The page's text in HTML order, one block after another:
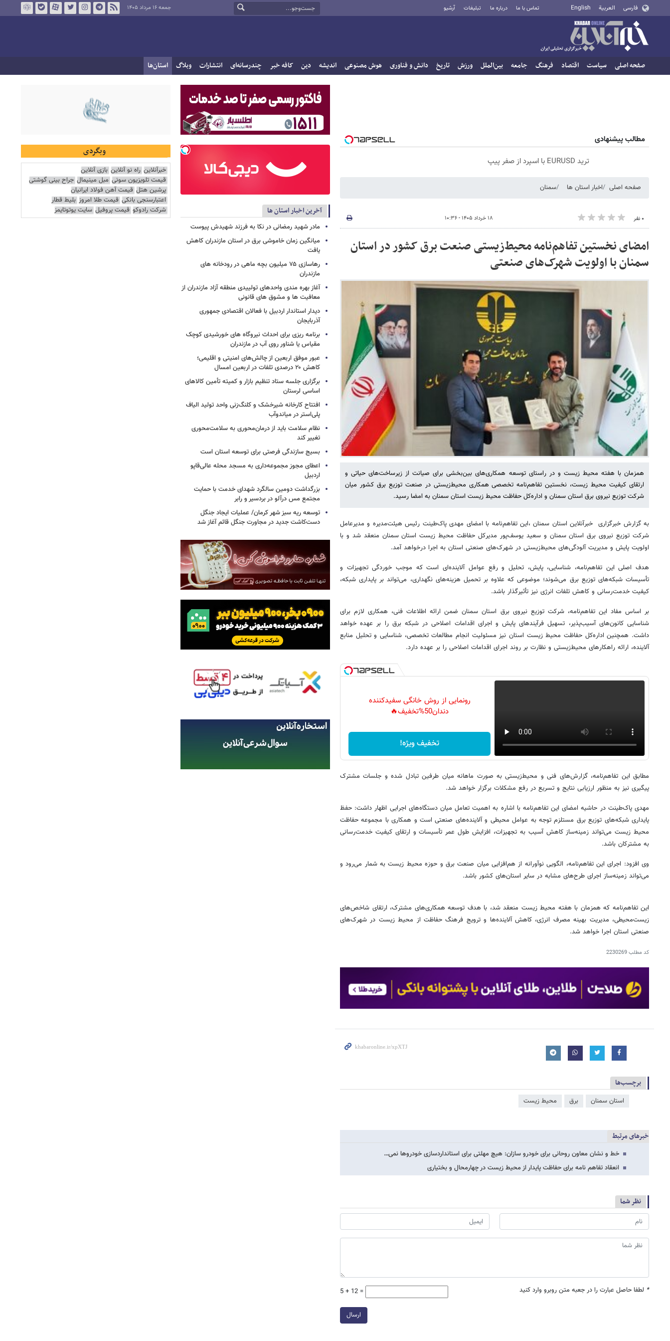
فارسی العربية English تماس با ما درباره ما تبلیغات آرشیو جمعه ۱۶ مرداد ۱۴۰۵
صفحه اصلی سیاست اقتصاد فرهنگ جامعه بین‌الملل ورزش تاریخ دانش و فناوری هوش مصنوعی اندیشه دین کافه خبر چندرسانه‌ای انتشارات وبلاگ استان‌ها
مطالب پیشنهادی
ترید EURUSD با اسپرد از صفر پیپ
صفحه اصلی اخبار استان ها سمنان
۰ نفر ۱۸ خرداد ۱۴۰۵ - ۱۰:۳۶
امضای نخستین تفاهم‌نامه محیط‌زیستی صنعت برق کشور در استان
سمنان با اولویت شهرک‌های صنعتی
همزمان با هفته محیط زیست و در راستای توسعه همکاری‌های بین‌بخشی برای صیانت از زیرساخت‌های حیاتی و
ارتقای کیفیت محیط زیست، نخستین تفاهم‌نامه تخصصی همکاری محیط‌زیستی در صنعت توزیع برق کشور میان
شرکت توزیع نیروی برق استان سمنان و اداره‌کل حفاظت محیط زیست استان سمنان به امضا رسید.
به گزارش خبرگزاری خبرآنلاین استان سمنان ،این تفاهم‌نامه با امضای مهدی پاک‌طینت رئیس هیئت‌مدیره و مدیرعامل
شرکت توزیع نیروی برق استان سمنان و سعید یوسف‌پور مدیرکل حفاظت محیط زیست استان سمنان منعقد شد و با
اولویت پایش و مدیریت آلودگی‌های محیط‌زیستی در شهرک‌های صنعتی استان به اجرا درخواهد آمد.
هدف اصلی این تفاهم‌نامه، شناسایی، پایش، تحلیل و رفع عوامل آلاینده‌ای است که موجب خوردگی تجهیزات و
تأسیسات شبکه‌های توزیع برق می‌شوند؛ موضوعی که علاوه بر تحمیل هزینه‌های نگهداری، می‌تواند بر پایداری شبکه،
کیفیت خدمت‌رسانی و کاهش تلفات انرژی نیز تأثیرگذار باشد.
بر اساس مفاد این تفاهم‌نامه، شرکت توزیع نیروی برق استان سمنان ضمن ارائه اطلاعات فنی، همکاری لازم برای
شناسایی کانون‌های آسیب‌پذیر، تسهیل فرآیندهای پایش و اجرای اقدامات اصلاحی در شبکه برق را بر عهده خواهد
داشت. همچنین اداره‌کل حفاظت محیط زیست استان نیز مسئولیت انجام مطالعات تخصصی، شناسایی و تحلیل منابع
آلاینده، ارائه راهکارهای محیط‌زیستی و نظارت بر روند اجرای اقدامات اصلاحی را بر عهده دارد.
رونمایی از روش خانگی سفیدکننده
دندان50%تخفیف🔥
تخفیف ویژه!
مطابق این تفاهم‌نامه، گزارش‌های فنی و محیط‌زیستی به صورت ماهانه میان طرفین تبادل شده و جلسات مشترک
پیگیری نیز به منظور ارزیابی نتایج و تسریع در رفع مشکلات برگزار خواهد شد.
مهدی پاک‌طینت در حاشیه امضای این تفاهم‌نامه با اشاره به اهمیت تعامل میان دستگاه‌های اجرایی اظهار داشت: حفظ
پایداری شبکه‌های توزیع برق مستلزم توجه به عوامل محیطی و آلاینده‌های صنعتی است و همکاری با مجموعه حفاظت
محیط زیست می‌تواند زمینه‌ساز کاهش آسیب به تجهیزات، افزایش طول عمر تأسیسات و ارتقای کیفیت خدمت‌رسانی
به مشترکان باشد.
وی افزود: اجرای این تفاهم‌نامه، الگویی نوآورانه از هم‌افزایی میان صنعت برق و حوزه محیط زیست به شمار می‌رود و
می‌تواند زمینه‌ساز اجرای طرح‌های مشابه در سایر استان‌های کشور باشد.
این تفاهم‌نامه که همزمان با هفته محیط زیست منعقد شد، با هدف توسعه همکاری‌های مشترک، ارتقای شاخص‌های
زیست‌محیطی، مدیریت بهینه مصرف انرژی، کاهش آلاینده‌ها و ترویج فرهنگ حفاظت از محیط زیست در شهرک‌های
صنعتی استان اجرا خواهد شد.
کد مطلب2230269
برچسب‌ها
استان سمنان برق محیط زیست
خبرهای مرتبط
خط و نشان معاون روحانی برای خودرو سازان: هیچ مهلتی برای استانداردسازی خودروها نمی…
انعقاد تفاهم نامه برای حفاظت پایدار از محیط زیست در چهارمحال و بختیاری
نظر شما
* لطفا حاصل عبارت را در جعبه متن روبرو وارد کنید 5 + 12 =
ارسال
آخرین اخبار استان ها
مادر شهید رمضانی در نکا به فرزند شهیدش پیوست
میانگین زمان خاموشی برق در استان مازندران کاهش
یافت
رهاسازی ۷۵ میلیون بچه ماهی در رودخانه های
مازندران
آغاز بهره مندی واحدهای تولییدی منطقه آزاد مازندران از
معافیت ها و مشوق های قانونی
دیدار استاندار اردبیل با فعالان اقتصادی جمهوری
آذربایجان
برنامه ریزی برای احداث نیروگاه های خورشیدی کوچک
مقیاس یا شناور روی آب در مازندران
عبور موفق اربعین از چالش‌های امنیتی و اقلیمی؛
کاهش ۲۰ درصدی تلفات در اربعین امسال
برگزاری جلسه ستاد تنظیم بازار و کمیته تأمین کالاهای
اساسی لرستان
افتتاح کارخانه شیرخشک و کلنگ‌زنی واحد تولید الیاف
پلی‌استر در میاندوآب
نظام سلامت باید از درمان‌محوری به سلامت‌محوری
تغییر کند
بسیج سازندگی فرصتی برای توسعه استان است
اعطای مجوز مجموعه‌داری به مسجد محله عالی‌قاپو
اردبیل
بزرگداشت دومین سالگرد شهدای خدمت با حمایت
مجتمع مس درآلو در بردسیر و رابر
توسعه ریه سبز شهر کرمان/ عملیات ایجاد جنگل
دست‌کاشت جدید در مجاورت جنگل قائم آغاز شد
وبگردی
خبرآنلاین راه نو آنلاین بازی آنلاین
قیمت تلویزیون سونی مبل مینیمال جراح بینی گوشتی
پرشین هتل قیمت آهن فولاد ایرانیان
اعتبارسنجی بانکی قیمت طلا امروز بلیط قطار
شرکت رادوکو قیمت پروفیل سایت یوتوتایمز